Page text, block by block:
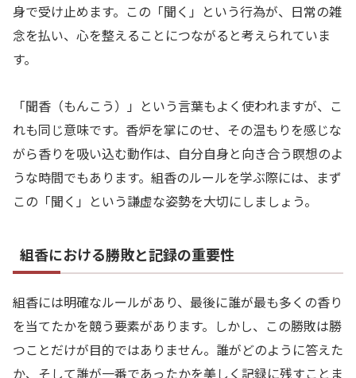
身で受け止めます。この「聞く」という行為が、日常の雑
念を払い、心を整えることにつながると考えられていま
す。
「聞香（もんこう）」という言葉もよく使われますが、こ
れも同じ意味です。香炉を掌にのせ、その温もりを感じな
がら香りを吸い込む動作は、自分自身と向き合う瞑想のよ
うな時間でもあります。組香のルールを学ぶ際には、まず
この「聞く」という謙虚な姿勢を大切にしましょう。
組香における勝敗と記録の重要性
組香には明確なルールがあり、最後に誰が最も多くの香り
を当てたかを競う要素があります。しかし、この勝敗は勝
つことだけが目的ではありません。誰がどのように答えた
か、そして誰が一番であったかを美しく記録に残すことま